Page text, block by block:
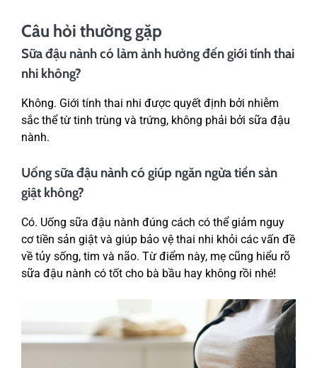
Câu hỏi thường gặp
Sữa đậu nành có làm ảnh hưởng đến giới tính thai
nhi không?
Không. Giới tính thai nhi được quyết định bởi nhiễm
sắc thể từ tinh trùng và trứng, không phải bởi sữa đậu
nành.
Uống sữa đậu nành có giúp ngăn ngừa tiền sản
giật không?
Có. Uống sữa đậu nành đúng cách có thể giảm nguy
cơ tiền sản giật và giúp bảo vệ thai nhi khỏi các vấn đề
về tủy sống, tim và não. Từ điểm này, mẹ cũng hiểu rõ
sữa đậu nành có tốt cho bà bầu hay không rồi nhé!